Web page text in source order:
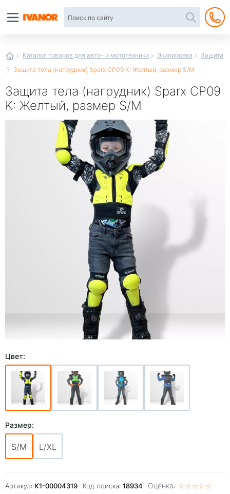
Каталог товаров для авто- и мототехники Экипировка
Защита
Защита тела (нагрудник) Sparx CP09 K: Желтый, размер S/M
Защита тела (нагрудник) Sparx CP09
K: Желтый, размер S/M
Цвет:
Размер:
S/M L/XL
Артикул: К1-00004319 Код поиска: 18934 Оценка: ☆☆☆☆☆
★★★★★
интернет-